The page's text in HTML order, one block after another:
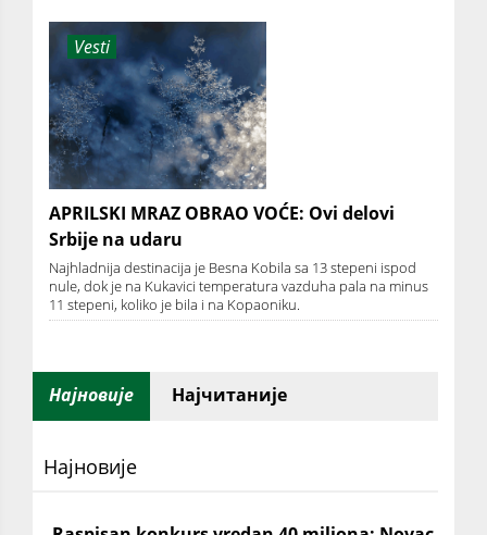
Vesti
APRILSKI MRAZ OBRAO VOĆE: Ovi delovi
Srbije na udaru
Najhladnija destinacija je Besna Kobila sa 13 stepeni ispod
nule, dok je na Kukavici temperatura vazduha pala na minus
11 stepeni, koliko je bila i na Kopaoniku.
Најновије Најчитаније
Најновије